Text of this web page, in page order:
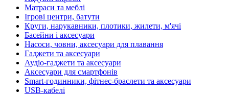
Матраси та меблі
Ігрові центри, батути
Круги, нарукавники, плотики, жилети, м'ячі
Басейни і аксесуари
Насоси, човни, аксесуари для плавання
Гаджети та аксесуари
Аудіо-гаджети та аксесуари
Аксесуари для смартфонів
Smart-годинники, фітнес-браслети та аксесуари
USB-кабелі